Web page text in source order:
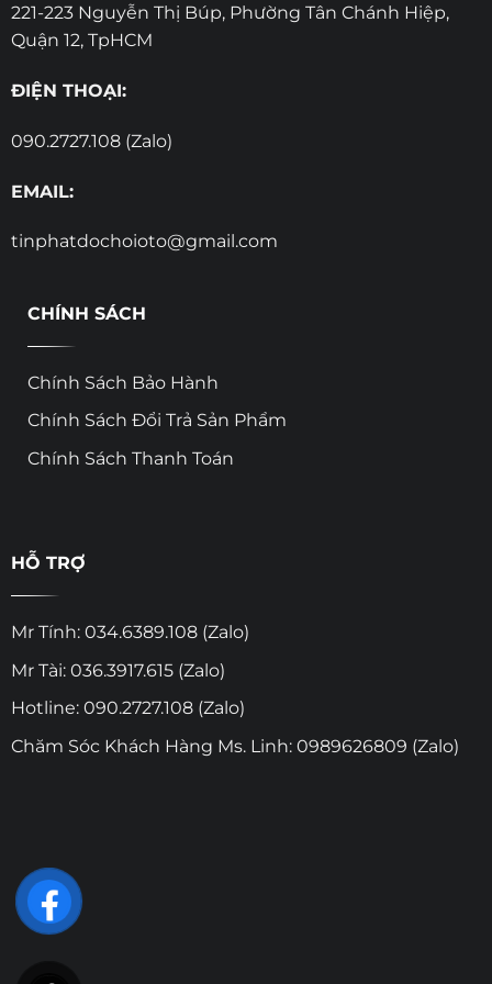
221-223 Nguyễn Thị Búp, Phường Tân Chánh Hiệp,
Quận 12, TpHCM
ĐIỆN THOẠI:
090.2727.108 (Zalo)
EMAIL:
tinphatdochoioto@gmail.com
CHÍNH SÁCH
Chính Sách Bảo Hành
Chính Sách Đổi Trả Sản Phẩm
Chính Sách Thanh Toán
HỖ TRỢ
Mr Tính: 034.6389.108 (Zalo)
Mr Tài: 036.3917.615 (Zalo)
Hotline: 090.2727.108 (Zalo)
Chăm Sóc Khách Hàng Ms. Linh: 0989626809 (Zalo)